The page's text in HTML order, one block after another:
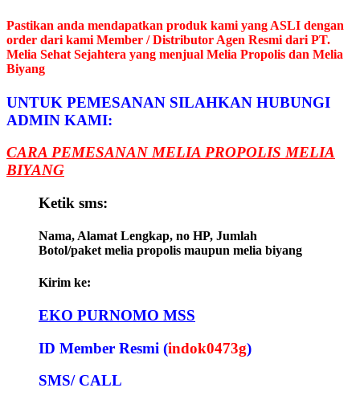
Pastikan anda mendapatkan produk kami yang ASLI dengan
order dari kami Member / Distributor Agen Resmi dari PT.
Melia Sehat Sejahtera yang menjual Melia Propolis dan Melia
Biyang
UNTUK PEMESANAN SILAHKAN HUBUNGI
ADMIN KAMI:
CARA PEMESANAN MELIA PROPOLIS MELIA
BIYANG
Ketik sms:
Nama, Alamat Lengkap, no HP, Jumlah
Botol/paket melia propolis maupun melia biyang
Kirim ke:
EKO PURNOMO MSS
ID Member Resmi (indok0473g)
SMS/ CALL